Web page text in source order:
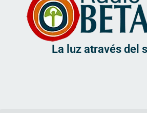
La luz através del